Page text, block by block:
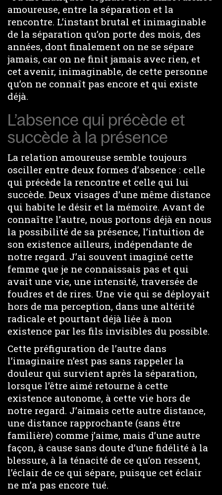
amoureuse, entre la séparation et la
rencontre. L’instant brutal et inimaginable
de la séparation qu’on porte des mois, des
années, dont finalement on ne se sépare
jamais, car on ne finit jamais avec rien, et
cet avenir, inimaginable, de cette personne
qu’on ne connaît pas encore et qui existe
déjà.
L’absence qui précède et
succède à la présence
La relation amoureuse semble toujours
osciller entre deux formes d’absence : celle
qui précède la rencontre et celle qui lui
succède. Deux visages d’une même distance
qui habite le désir et la mémoire. Avant de
connaître l’autre, nous portons déjà en nous
la possibilité de sa présence, l’intuition de
son existence ailleurs, indépendante de
notre regard. J’ai souvent imaginé cette
femme que je ne connaissais pas et qui
avait une vie, une intensité, traversée de
foudres et de rires. Une vie qui se déployait
hors de ma perception, dans une altérité
radicale et pourtant déjà liée à mon
existence par les fils invisibles du possible.
Cette préfiguration de l’autre dans
l’imaginaire n’est pas sans rappeler la
douleur qui survient après la séparation,
lorsque l’être aimé retourne à cette
existence autonome, à cette vie hors de
notre regard. J’aimais cette autre distance,
une distance rapprochante (sans être
familière) comme j’aime, mais d’une autre
façon, à cause sans doute d’une fidélité à la
blessure, à la ténacité de ce qu’on ressent,
l’éclair de ce qui sépare, puisque cet éclair
ne m’a pas encore tué.